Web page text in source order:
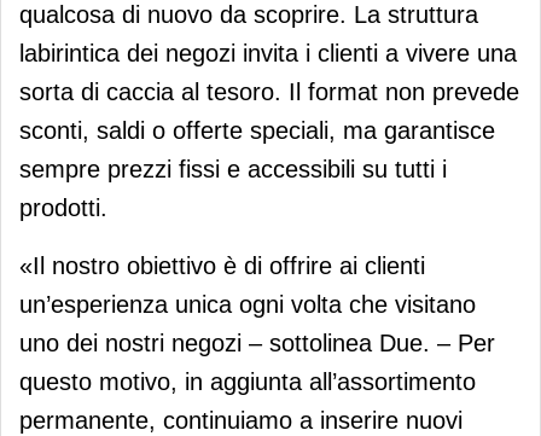
qualcosa di nuovo da scoprire. La struttura
labirintica dei negozi invita i clienti a vivere una
sorta di caccia al tesoro. Il format non prevede
sconti, saldi o offerte speciali, ma garantisce
sempre prezzi fissi e accessibili su tutti i
prodotti.
«Il nostro obiettivo è di offrire ai clienti
un’esperienza unica ogni volta che visitano
uno dei nostri negozi – sottolinea Due. – Per
questo motivo, in aggiunta all’assortimento
permanente, continuiamo a inserire nuovi